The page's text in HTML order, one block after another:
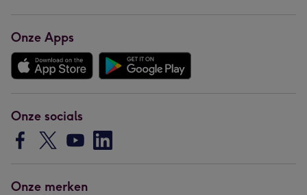
Onze Apps
Onze socials
Onze merken